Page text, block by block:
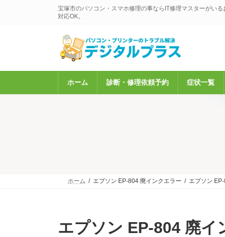
宝塚市のパソコン・スマホ修理の事ならIT修理マスターがい
対応OK。
ホーム 診断・修理依頼予約 症状一覧
ホーム エプソン EP-804 廃インクエラー エプソン
エプソン EP-804 廃イ